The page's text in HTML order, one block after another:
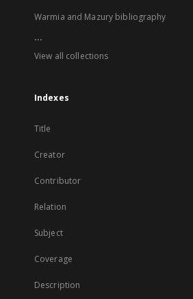
Warmia and Mazury bibliography
...
View all collections
Indexes
Title
Creator
Contributor
Relation
Subject
Coverage
Description